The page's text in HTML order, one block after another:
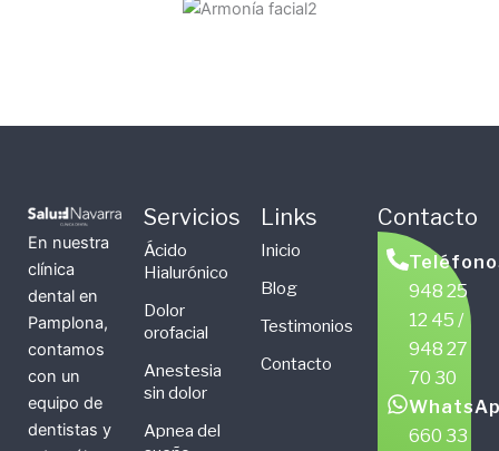
En nuestra
clínica
dental en
Pamplona,
contamos
con un
equipo de
dentistas y
Servicios
Ácido
Hialurónico
Dolor
orofacial
Anestesia
sin dolor
Apnea del
Links
Inicio
Blog
Testimonios
Contacto
Contacto
948 25
12 45 /
948 27
70 30
660 33